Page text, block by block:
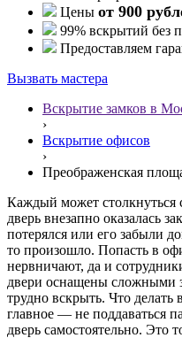
Цены от 900
99% вскрытий без
Предоставляем
Вызвать мастера
Вскрытие замков в
›
Вскрытие офисов
›
Преображенская
Каждый может столкнуться
дверь внезапно оказалась
потерялся или его забыли
то произошло. Попасть в
нервничают, да и
двери оснащены сложными
трудно вскрыть. Что
главное — не поддаваться
дверь самостоятельно. Это